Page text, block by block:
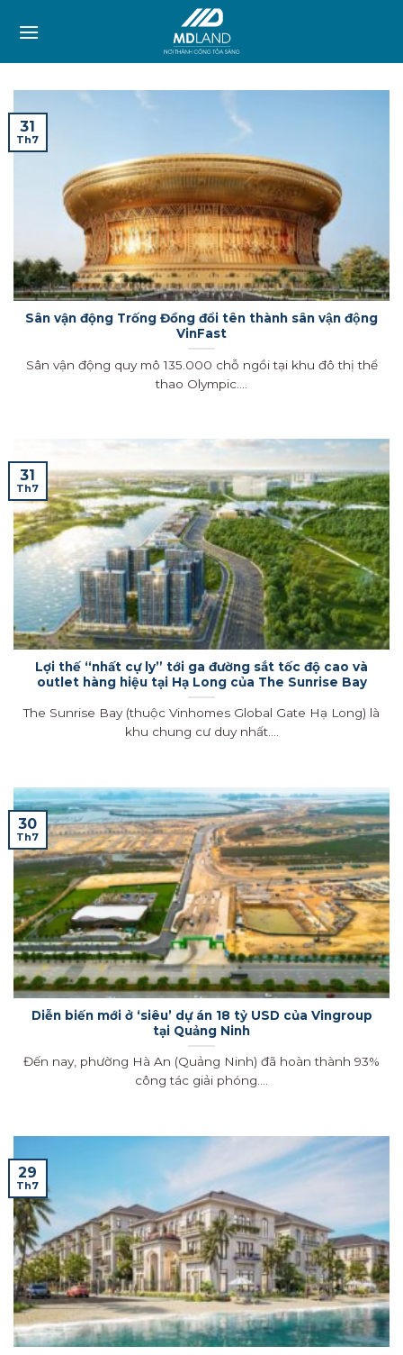
Sân vận động Trống Đồng đổi tên thành sân vận động
VinFast
Sân vận động quy mô 135.000 chỗ ngồi tại khu đô thị thể
thao Olympic....
31
Th7
Lợi thế “nhất cự ly” tới ga đường sắt tốc độ cao và
outlet hàng hiệu tại Hạ Long của The Sunrise Bay
The Sunrise Bay (thuộc Vinhomes Global Gate Hạ Long) là
khu chung cư duy nhất....
31
Th7
Diễn biến mới ở ‘siêu’ dự án 18 tỷ USD của Vingroup
tại Quảng Ninh
Đến nay, phường Hà An (Quảng Ninh) đã hoàn thành 93%
công tác giải phóng....
30
Th7
29
Th7